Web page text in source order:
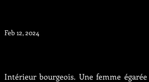
Feb 12, 2024
Intérieur bourgeois. Une femme